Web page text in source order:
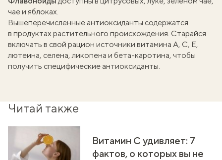
чае и яблоках.
Вышеперечисленные антиоксиданты содержатся
в продуктах растительного происхождения. Старайся
включать в свой рацион источники витамина А, С, Е,
лютеина, селена, ликопена и бета-каротина, чтобы
получить специфические антиоксиданты.
Читай также
Витамин С удивляет: 7
фактов, о которых вы не